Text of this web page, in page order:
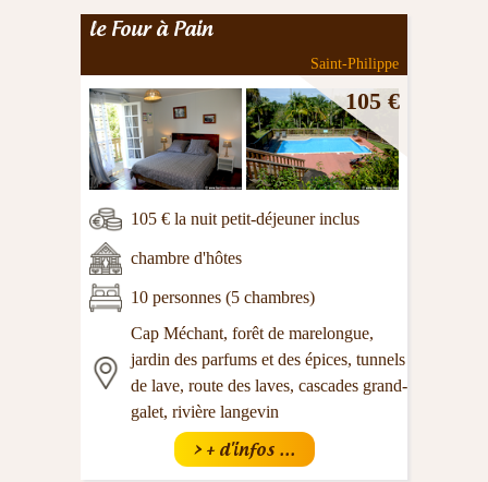
le Four à Pain
Saint-Philippe
105 €
105 € la nuit petit-déjeuner inclus
chambre d'hôtes
10 personnes (5 chambres)
Cap Méchant, forêt de marelongue,
jardin des parfums et des épices, tunnels
de lave, route des laves, cascades grand-
galet, rivière langevin
> + d'infos ...